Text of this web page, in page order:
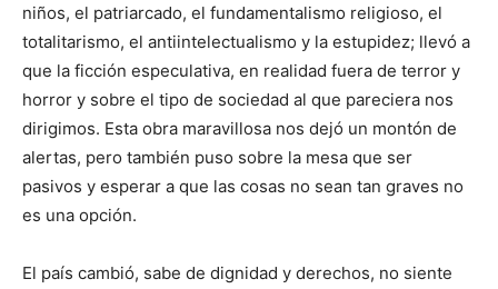
niños, el patriarcado, el fundamentalismo religioso, el
totalitarismo, el antiintelectualismo y la estupidez; llevó a
que la ficción especulativa, en realidad fuera de terror y
horror y sobre el tipo de sociedad al que pareciera nos
dirigimos. Esta obra maravillosa nos dejó un montón de
alertas, pero también puso sobre la mesa que ser
pasivos y esperar a que las cosas no sean tan graves no
es una opción.
El país cambió, sabe de dignidad y derechos, no siente